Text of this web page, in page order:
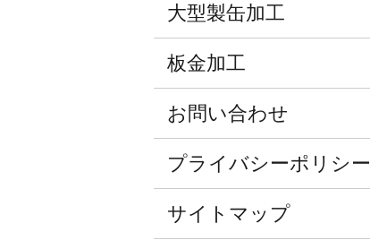
大型製缶加工
板金加工
お問い合わせ
プライバシーポリシー
サイトマップ